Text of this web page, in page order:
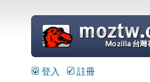
=
登入 註冊